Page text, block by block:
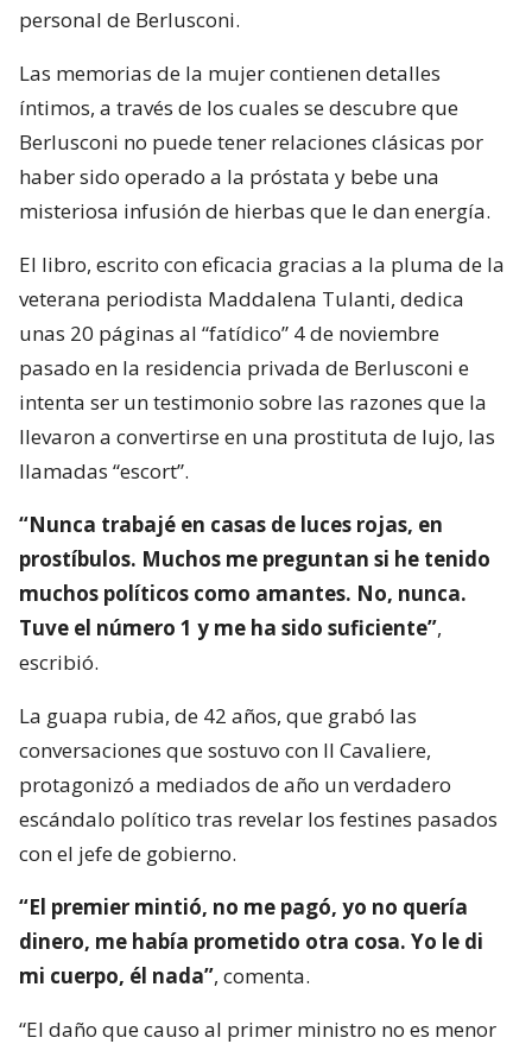
personal de Berlusconi.
Las memorias de la mujer contienen detalles
íntimos, a través de los cuales se descubre que
Berlusconi no puede tener relaciones clásicas por
haber sido operado a la próstata y bebe una
misteriosa infusión de hierbas que le dan energía.
El libro, escrito con eficacia gracias a la pluma de la
veterana periodista Maddalena Tulanti, dedica
unas 20 páginas al “fatídico” 4 de noviembre
pasado en la residencia privada de Berlusconi e
intenta ser un testimonio sobre las razones que la
llevaron a convertirse en una prostituta de lujo, las
llamadas “escort”.
“Nunca trabajé en casas de luces rojas, en
prostíbulos. Muchos me preguntan si he tenido
muchos políticos como amantes. No, nunca.
Tuve el número 1 y me ha sido suficiente”,
escribió.
La guapa rubia, de 42 años, que grabó las
conversaciones que sostuvo con Il Cavaliere,
protagonizó a mediados de año un verdadero
escándalo político tras revelar los festines pasados
con el jefe de gobierno.
“El premier mintió, no me pagó, yo no quería
dinero, me había prometido otra cosa. Yo le di
mi cuerpo, él nada”, comenta.
“El daño que causo al primer ministro no es menor